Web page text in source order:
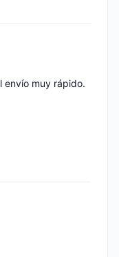
envío muy rápido.